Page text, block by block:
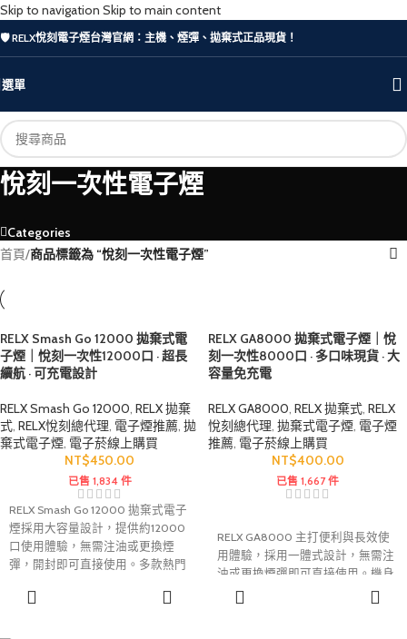
Skip to navigation Skip to main content
🛡️ RELX悅刻電子煙台灣官網：主機、煙彈、拋棄式正品現貨！
選單
悅刻一次性電子煙
Categories
首頁/商品標籤為 “悅刻一次性電子煙”
RELX Smash Go 12000 拋棄式電
子煙｜悅刻一次性12000口 · 超長
續航 · 可充電設計
RELX Smash Go 12000, RELX 拋棄
式, RELX悅刻總代理, 電子煙推薦, 拋
棄式電子煙, 電子菸線上購買
NT$450.00
已售 1,834 件
RELX Smash Go 12000 拋棄式電子
煙採用大容量設計，提供約12000
口使用體驗，無需注油或更換煙
彈，開封即可直接使用。多款熱門
口感穩定順滑，
適合日常攜帶
RELX GA8000 拋棄式電子煙｜悅
刻一次性8000口 · 多口味現貨 · 大
容量免充電
RELX GA8000, RELX 拋棄式, RELX
悅刻總代理, 拋棄式電子煙, 電子煙
推薦, 電子菸線上購買
NT$400.00
已售 1,667 件
RELX GA8000 主打便利與長效使
用體驗，採用一體式設計，無需注
油或更換煙彈即可直接使用。機身
輕巧便攜，適合日常外出攜帶，多